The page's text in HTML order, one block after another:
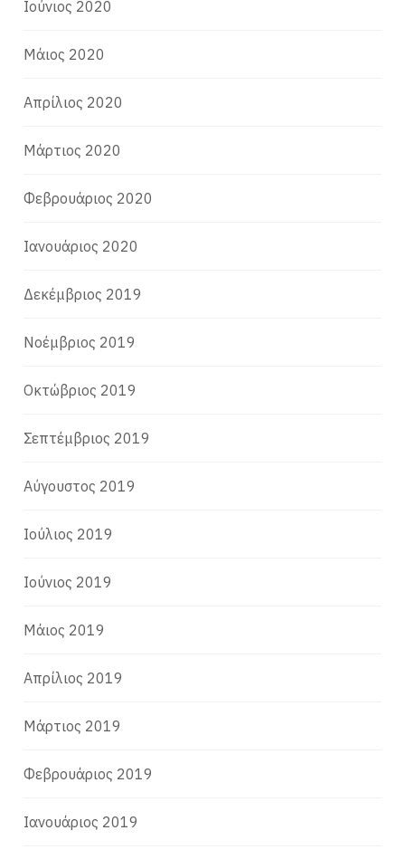
Ιούνιος 2020
Μάιος 2020
Απρίλιος 2020
Μάρτιος 2020
Φεβρουάριος 2020
Ιανουάριος 2020
Δεκέμβριος 2019
Νοέμβριος 2019
Οκτώβριος 2019
Σεπτέμβριος 2019
Αύγουστος 2019
Ιούλιος 2019
Ιούνιος 2019
Μάιος 2019
Απρίλιος 2019
Μάρτιος 2019
Φεβρουάριος 2019
Ιανουάριος 2019